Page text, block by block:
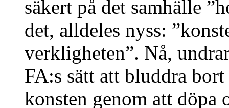
säkert på det samhälle
det, alldeles nyss:
verkligheten”. Nå,
FA:s sätt att bluddra
konsten genom att döpa